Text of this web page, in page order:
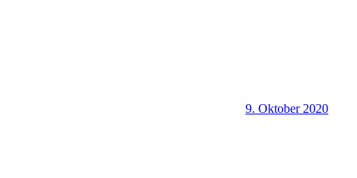
9. Oktober 2020